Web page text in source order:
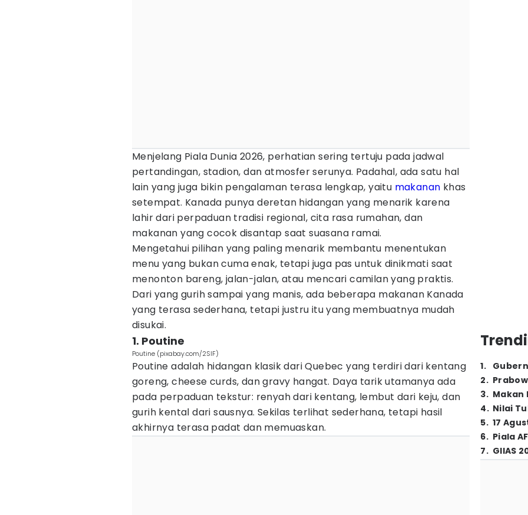
Menjelang Piala Dunia 2026, perhatian sering tertuju pada jadwal
pertandingan, stadion, dan atmosfer serunya. Padahal, ada satu hal
lain yang juga bikin pengalaman terasa lengkap, yaitu makanan khas
setempat. Kanada punya deretan hidangan yang menarik karena
lahir dari perpaduan tradisi regional, cita rasa rumahan, dan
makanan yang cocok disantap saat suasana ramai.
Mengetahui pilihan yang paling menarik membantu menentukan
menu yang bukan cuma enak, tetapi juga pas untuk dinikmati saat
menonton bareng, jalan-jalan, atau mencari camilan yang praktis.
Dari yang gurih sampai yang manis, ada beberapa makanan Kanada
yang terasa sederhana, tetapi justru itu yang membuatnya mudah
disukai.
1. Poutine
Poutine (pixabay.com/2SIF)
Poutine adalah hidangan klasik dari Quebec yang terdiri dari kentang
goreng, cheese curds, dan gravy hangat. Daya tarik utamanya ada
pada perpaduan tekstur: renyah dari kentang, lembut dari keju, dan
gurih kental dari sausnya. Sekilas terlihat sederhana, tetapi hasil
akhirnya terasa padat dan memuaskan.
1.
2.
3. Makan
4. Nilai
5. 17
6. Piala
7. GIIAS